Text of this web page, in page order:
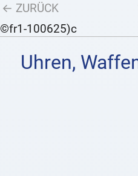
← ZURÜCK
100625)c
Uhren,